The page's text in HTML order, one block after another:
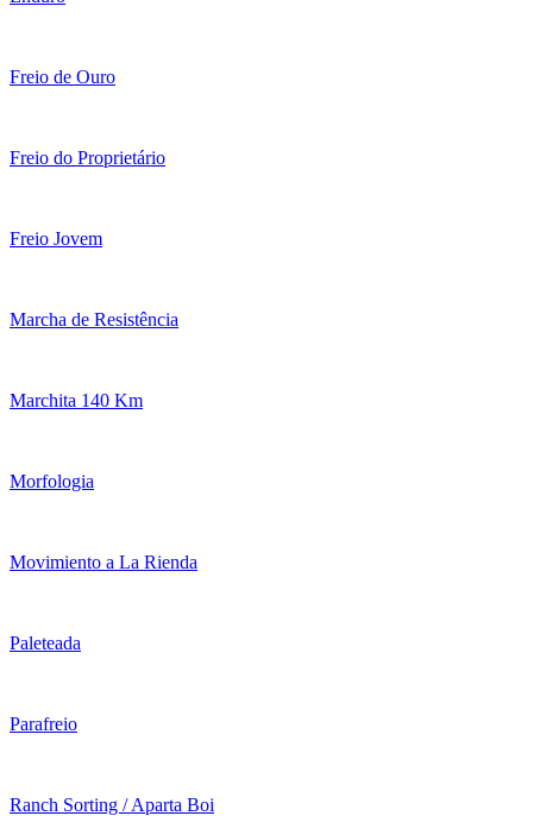
Freio de Ouro
Freio do Proprietário
Freio Jovem
Marcha de Resistência
Marchita 140 Km
Morfologia
Movimiento a La Rienda
Paleteada
Parafreio
Ranch Sorting / Aparta Boi